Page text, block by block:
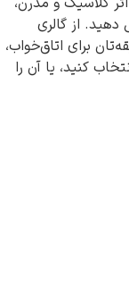
دهید. از گالری
برای اتاق‌خواب،
کنید، یا آن را